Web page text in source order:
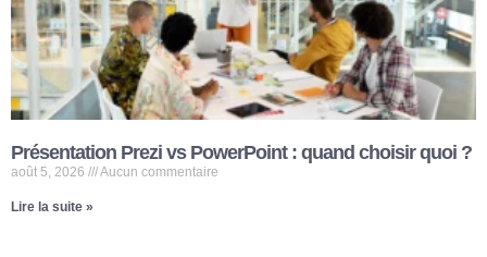
Présentation Prezi vs PowerPoint : quand choisir quoi ?
août 5, 2026 Aucun commentaire
Lire la suite »